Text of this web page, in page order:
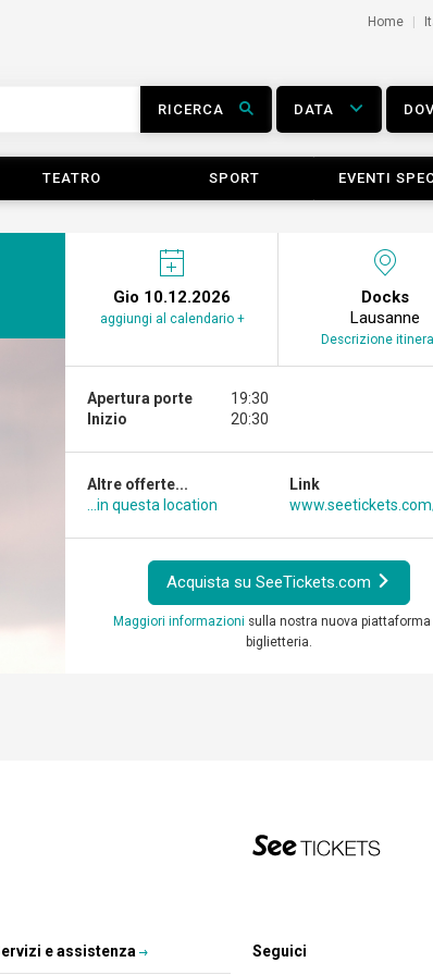
Home
RICERCA DATA
TEATRO SPORT EVENTI
Gio 10.12.2026
aggiungi al calendario +
Docks
Lausanne
Descrizione
Apertura porte
Inizio
19:30
20:30
Altre offerte...
...in questa location
Link
Acquista su SeeTickets.com
Maggiori informazioni sulla nostra nuova piattaforma
biglietteria.
e assistenza Seguici